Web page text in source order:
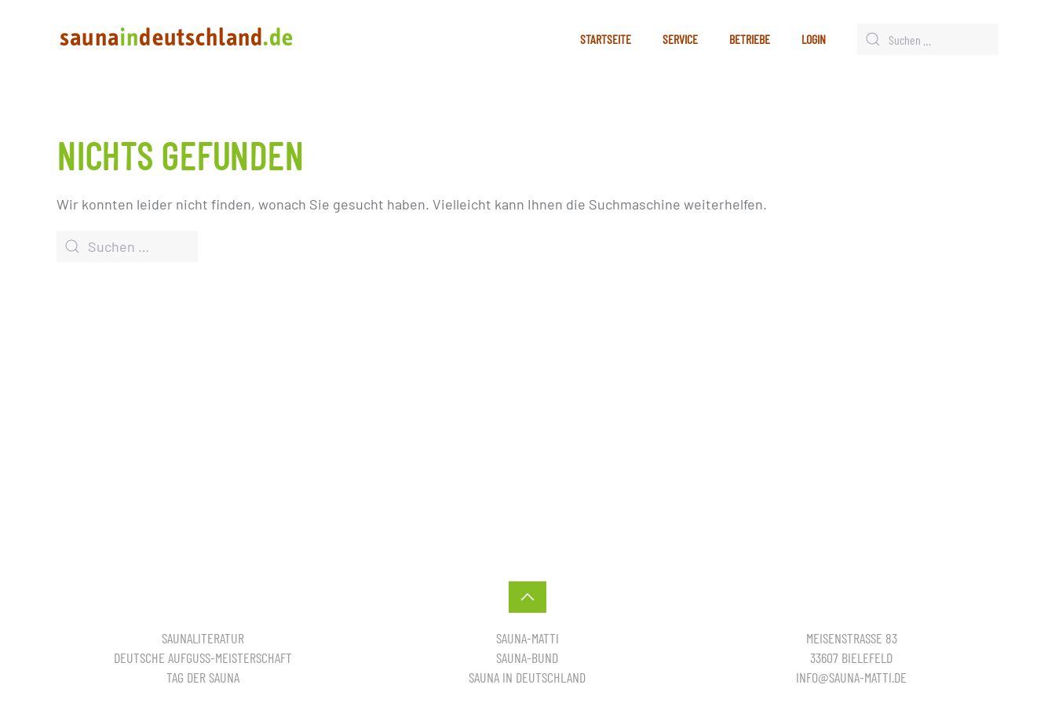
STARTSEITE SERVICE BETRIEBE LOGIN
NICHTS GEFUNDEN
Wir konnten leider nicht finden, wonach Sie gesucht haben. Vielleicht kann Ihnen die Suchmaschine weiterhelfen.
SAUNALITERATUR
DEUTSCHE AUFGUSS-MEISTERSCHAFT
TAG DER SAUNA
SAUNA-MATTI
SAUNA-BUND
SAUNA IN DEUTSCHLAND
MEISENSTRASSE 83
33607 BIELEFELD
INFO@SAUNA-MATTI.DE